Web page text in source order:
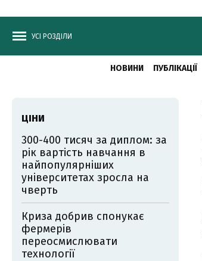
УСІ РОЗДІЛИ
НОВИНИ ПУБЛІКАЦІЇ
ЦІНИ
300-400 тисяч за диплом: за
рік вартість навчання в
найпопулярніших
університетах зросла на
чверть
Криза добрив спонукає
фермерів
переосмислювати
технології